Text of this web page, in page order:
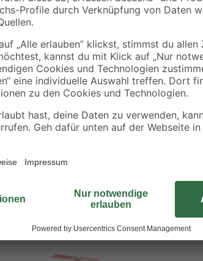
Der Geli
Wand oder am
Verstellmöglichkeit